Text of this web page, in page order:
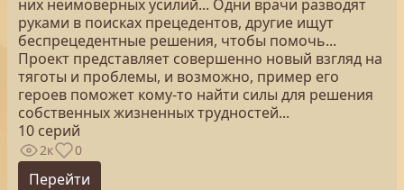
них неимоверных усилий... Одни врачи разводят
руками в поисках прецедентов, другие ищут
беспрецедентные решения, чтобы помочь...
Проект представляет совершенно новый взгляд на
тяготы и проблемы, и возможно, пример его
героев поможет кому-то найти силы для решения
собственных жизненных трудностей...
10 серий
2к 0
Перейти